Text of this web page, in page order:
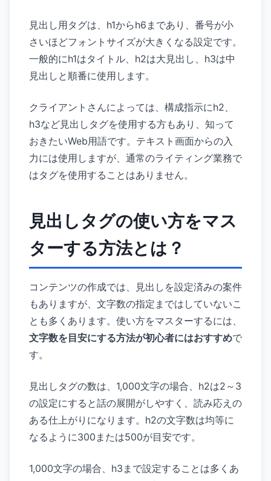
見出し用タグは、h1からh6まであり、番号が小
さいほどフォントサイズが大きくなる設定です。
一般的にh1はタイトル、h2は大見出し、h3は中
見出しと順番に使用します。
クライアントさんによっては、構成指示にh2、
h3など見出しタグを使用する方もあり、知って
おきたいWeb用語です。テキスト画面からの入
力には使用しますが、通常のライティング業務で
はタグを使用することはありません。
見出しタグの使い方をマス
ターする方法とは？
コンテンツの作成では、見出しを設定済みの案件
もありますが、文字数の指定まではしていないこ
とも多くあります。使い方をマスターするには、
文字数を目安にする方法が初心者にはおすすめで
す。
見出しタグの数は、1,000文字の場合、h2は2～3
の設定にすると話の展開がしやすく、読み応えの
ある仕上がりになります。h2の文字数は均等に
なるように300または500が目安です。
1,000文字の場合、h3まで設定することは多くあ